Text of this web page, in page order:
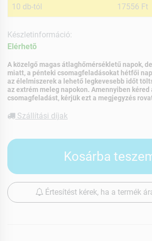
10 db-tól
17556 Ft
Készletinformáció:
Elérhetõ
A közelgő magas átlaghőmérsékletű napok,
miatt, a pénteki csomagfeladásokat hétfői
az élelmiszerek a lehető legkevesebb időt
az extrém meleg napokon. Amennyiben kéred
csomagfeladást, kérjük ezt a megjegyzés
Szállítási díjak
Kosárba
Értesítést kérek, ha a termék